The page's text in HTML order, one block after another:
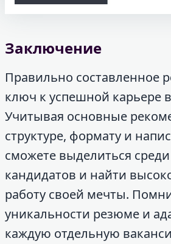
Заключение
Правильно составленное
ключ к успешной карьере
Учитывая основные
структуре, формату и
сможете выделиться
кандидатов и найти
работу своей мечты.
уникальности резюме и
каждую отдельную